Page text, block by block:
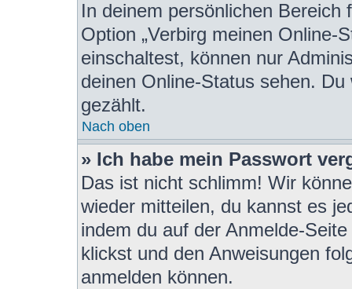
In deinem persönlichen Bereich
Option „Verbirg meinen Online-
einschaltest, können nur
deinen Online-Status sehen.
gezählt.
Nach oben
» Ich habe mein Passwort
Das ist nicht schlimm! Wir
wieder mitteilen, du kannst es
indem du auf der Anmelde-
klickst und den Anweisungen
anmelden können.